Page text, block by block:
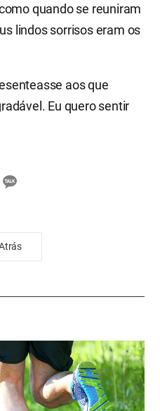
quando se reuniram
lindos sorrisos eram os
aos que
Eu quero sentir
카
톡
공
기